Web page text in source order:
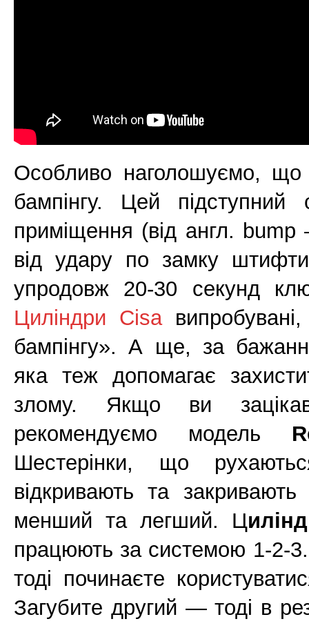
Особливо наголошуємо, що
бампінгу. Цей підступний
приміщення (від англ. bump
від удару по замку штифти
упродовж 20-30 секунд
Циліндри Cisaвипробувані,
бампінгу». А ще, за
яка теж допомагає
злому. Якщо ви
рекомендуємо модель
Шестерінки, що
відкривають та
менший та легший. Ц
працюють за системою 1-2-
тоді починаєте
Загубите другий — тоді в